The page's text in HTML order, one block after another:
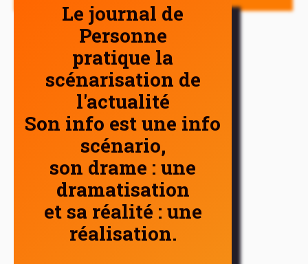
Le journal de
Personne
pratique la
scénarisation de
l'actualité
Son info est une info
scénario,
son drame : une
dramatisation
et sa réalité : une
réalisation.